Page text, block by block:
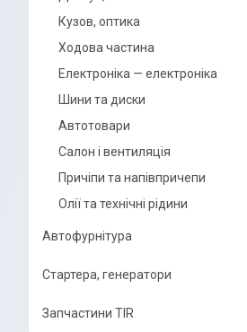
Кузов, оптика
Ходова частина
Електроніка — електроніка
Шини та диски
Автотовари
Салон і вентиляція
Причіпи та напівпричепи
Олії та технічні рідини
Автофурнітура
Стартера, генератори
Запчастини TIR